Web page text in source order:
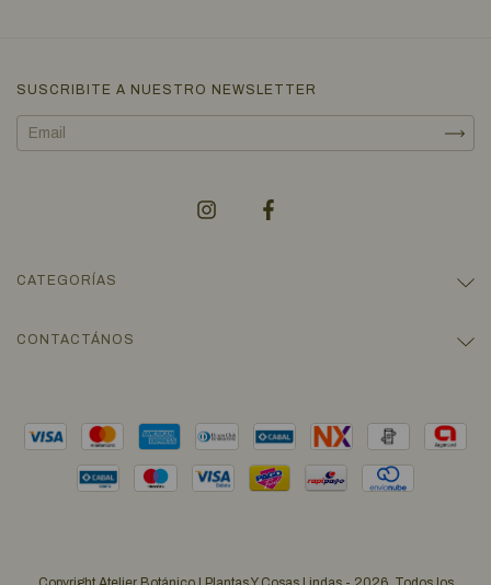
SUSCRIBITE A NUESTRO NEWSLETTER
CATEGORÍAS
CONTACTÁNOS